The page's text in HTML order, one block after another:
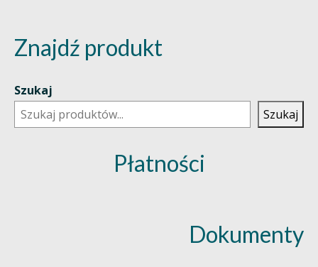
Znajdź produkt
Szukaj
Szukaj
Płatności
Dokumenty